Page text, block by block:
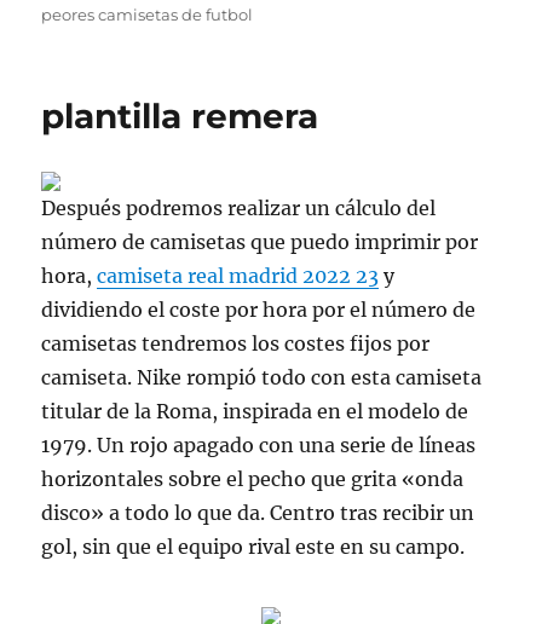
peores camisetas de futbol
plantilla remera
Después podremos realizar un cálculo del
número de camisetas que puedo imprimir por
hora,camiseta real madrid 2022 23 y
dividiendo el coste por hora por el número de
camisetas tendremos los costes fijos por
camiseta. Nike rompió todo con esta camiseta
titular de la Roma, inspirada en el modelo de
1979. Un rojo apagado con una serie de líneas
horizontales sobre el pecho que grita «onda
disco» a todo lo que da. Centro tras recibir un
gol, sin que el equipo rival este en su campo.